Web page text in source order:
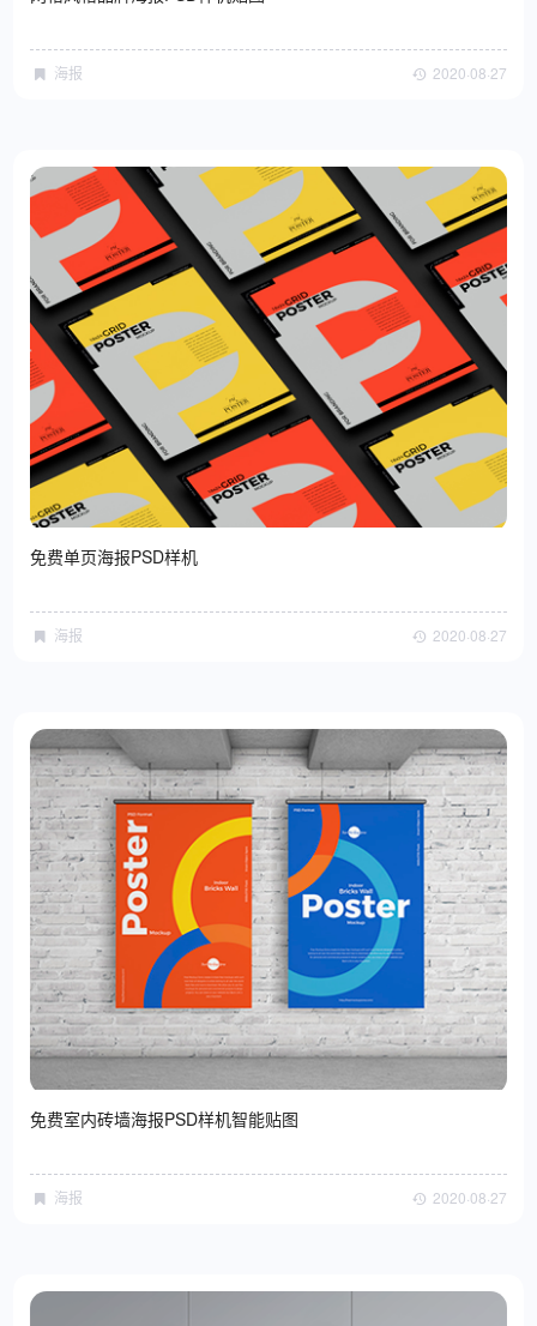
海报 2020·08·27
免费单页海报PSD样机
海报 2020·08·27
免费室内砖墙海报PSD样机智能贴图
海报 2020·08·27